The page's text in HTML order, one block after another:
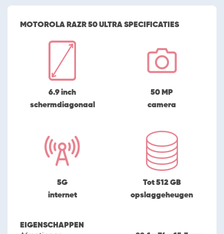
MOTOROLA RAZR 50 ULTRA SPECIFICATIES
6.9 inch
schermdiagonaal
50 MP
camera
5G
internet
Tot 512 GB
opslaggeheugen
EIGENSCHAPPEN